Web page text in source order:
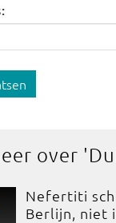
over '
Nefertiti
Berlijn, niet